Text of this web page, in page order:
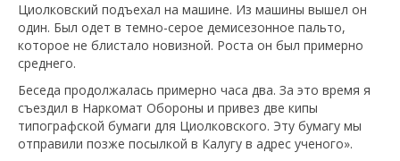
Циолковский подъехал на машине. Из машины вышел он
один. Был одет в темно-серое демисезонное пальто,
которое не блистало новизной. Роста он был примерно
среднего.
Беседа продолжалась примерно часа два. За это время я
съездил в Наркомат Обороны и привез две кипы
типографской бумаги для Циолковского. Эту бумагу мы
отправили позже посылкой в Калугу в адрес ученого».